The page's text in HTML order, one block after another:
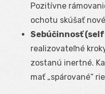
Pozitívne
ochotu skúšať
Sebúčinnosť
realizovateľné
zostanú inertné.
mať „spárované“